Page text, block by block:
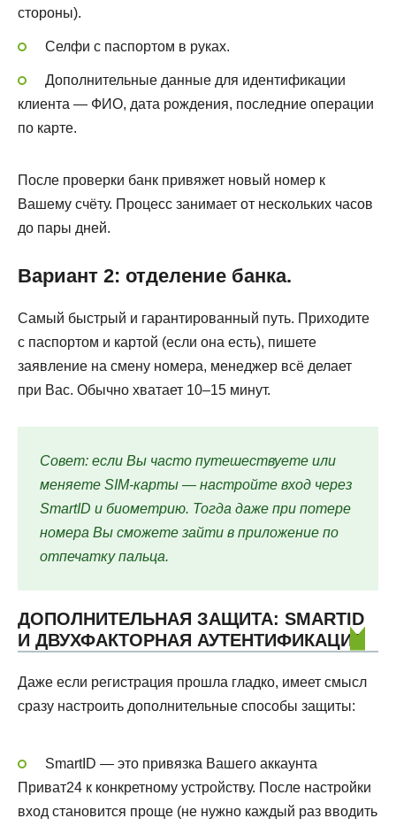
стороны).
Селфи с паспортом в руках.
Дополнительные данные для идентификации
клиента — ФИО, дата рождения, последние операции
по карте.
После проверки банк привяжет новый номер к
Вашему счёту. Процесс занимает от нескольких часов
до пары дней.
Вариант 2: отделение банка.
Самый быстрый и гарантированный путь. Приходите
с паспортом и картой (если она есть), пишете
заявление на смену номера, менеджер всё делает
при Вас. Обычно хватает 10–15 минут.
Совет: если Вы часто путешествуете или
меняете SIM-карты — настройте вход через
SmartID и биометрию. Тогда даже при потере
номера Вы сможете зайти в приложение по
отпечатку пальца.
ДОПОЛНИТЕЛЬНАЯ ЗАЩИТА: SMARTID
И ДВУХФАКТОРНАЯ АУТЕНТИФИКАЦИЯ
Даже если регистрация прошла гладко, имеет смысл
сразу настроить дополнительные способы защиты:
SmartID — это привязка Вашего аккаунта
Приват24 к конкретному устройству. После настройки
вход становится проще (не нужно каждый раз вводить